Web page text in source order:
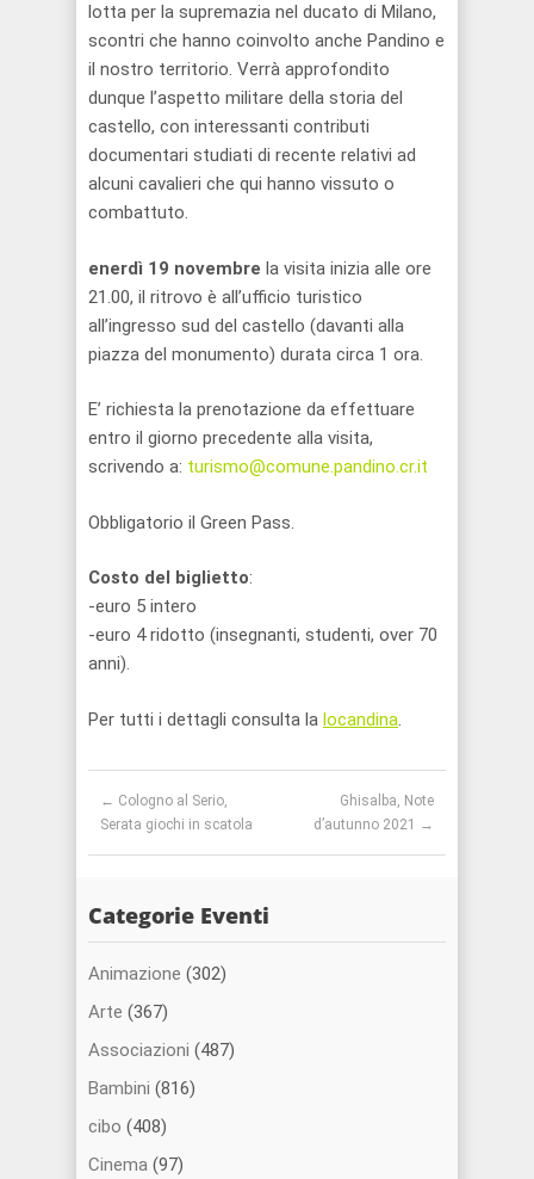
lotta per la supremazia nel ducato di Milano,
scontri che hanno coinvolto anche Pandino e
il nostro territorio. Verrà approfondito
dunque l’aspetto militare della storia del
castello, con interessanti contributi
documentari studiati di recente relativi ad
alcuni cavalieri che qui hanno vissuto o
combattuto.
enerdì 19 novembre la visita inizia alle ore
21.00, il ritrovo è all’ufficio turistico
all’ingresso sud del castello (davanti alla
piazza del monumento) durata circa 1 ora.
E’ richiesta la prenotazione da effettuare
entro il giorno precedente alla visita,
scrivendo a: turismo@comune.pandino.cr.it
Obbligatorio il Green Pass.
Costo del biglietto:
-euro 5 intero
-euro 4 ridotto (insegnanti, studenti, over 70
anni).
Per tutti i dettagli consulta la locandina
← Cologno al Serio,
Serata giochi in scatola
Ghisalba, Note
d’autunno 2021 →
Categorie Eventi
Animazione (302)
Arte (367)
Associazioni (487)
Bambini (816)
cibo (408)
Cinema (97)